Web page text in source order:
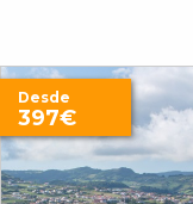
Desde
397€